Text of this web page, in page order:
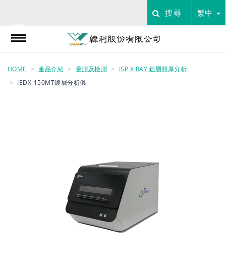
搜尋 繁中
HOME 產品介紹 量測及檢測
ISP X RAY 鍍層測厚分析
IEDX-150ΜT鍍層分析儀